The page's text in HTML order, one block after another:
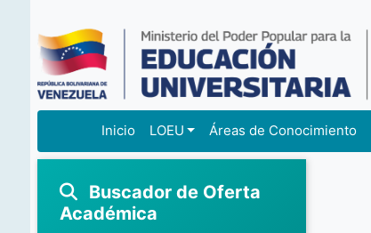
Inicio LOEU Áreas de Conocimiento
Buscador de Oferta
Académica